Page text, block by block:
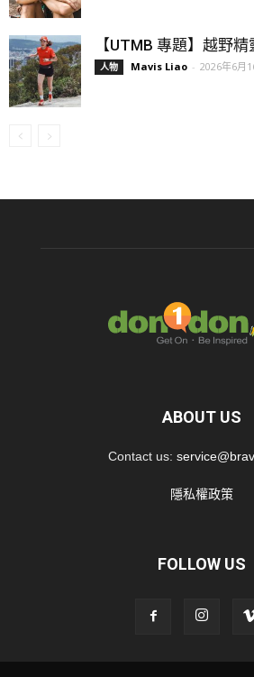
【UTMB 專題】越野精
人物 Mavis Liao - 2026年6月
ABOUT US
Contact us:
隱私權政策
FOLLOW US